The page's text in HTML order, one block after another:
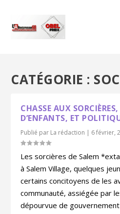
CATÉGORIE :
CHASSE AUX
D’ENFANTS, ET
Publié par La rédaction | 6 février,
Les sorcières de Salem
à Salem Village, quelques
certains concitoyens de les
communauté, assiégée par
dépourvue de gouvernement